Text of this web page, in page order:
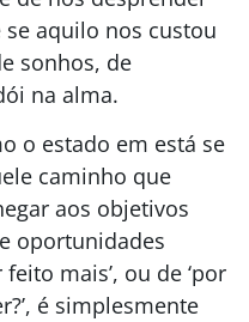
aquilo nos custou
sonhos, de
na alma.
o estado em está se
caminho que
aos objetivos
oportunidades
mais’, ou de ‘por
é simplesmente